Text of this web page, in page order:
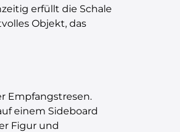
erfüllt die Schale
Objekt, das
Empfangstresen.
einem Sideboard
Figur und